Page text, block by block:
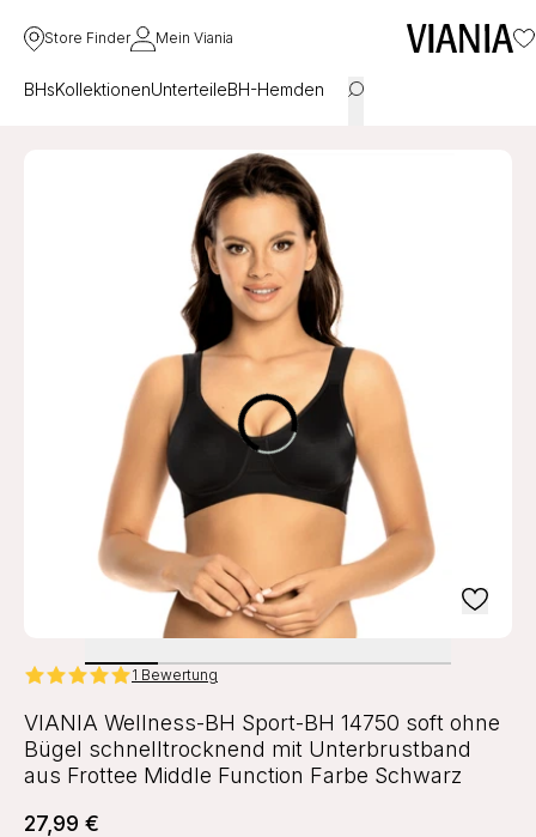
Store Finder Mein Viania
BHsKollektionenUnterteileBH-Hemden
1 Bewertung
VIANIA Wellness-BH Sport-BH 14750 soft ohne
Bügel schnelltrocknend mit Unterbrustband
aus Frottee Middle Function Farbe Schwarz
27,99 €